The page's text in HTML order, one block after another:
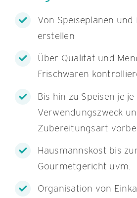
Von Speiseplänen
erstellen
Über Qualität und
Frischwaren
Bis hin zu Speisen je je
Verwendungszweck
Zubereitungsart
Hausmannskost bis
Gourmetgericht uvm.
Organisation von